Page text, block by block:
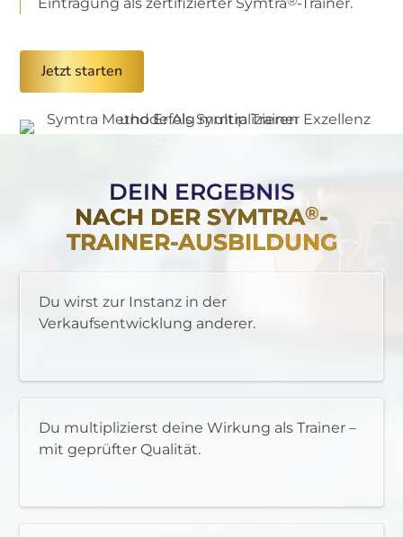
Jetzt starten
DEIN ERGEBNIS
NACH DER SYMTRA®-
TRAINER-AUSBILDUNG
Du wirst zur Instanz in der
Verkaufsentwicklung anderer.
Du multiplizierst deine Wirkung als Trainer –
mit geprüfter Qualität.